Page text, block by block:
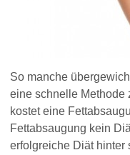
So manche
eine schnelle Methode
kostet eine
Fettabsaugung kein
erfolgreiche Diät hinter